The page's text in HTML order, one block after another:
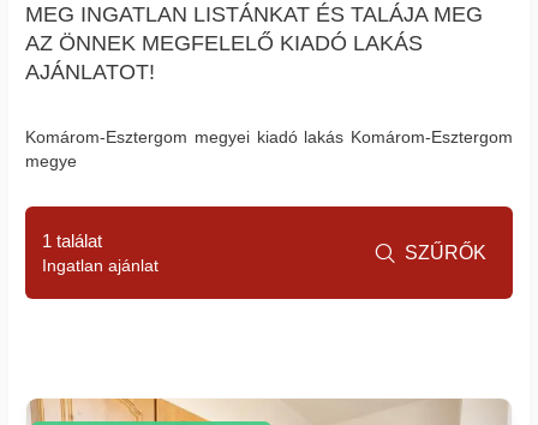
MEG INGATLAN LISTÁNKAT ÉS TALÁJA MEG
AZ ÖNNEK MEGFELELŐ KIADÓ LAKÁS
AJÁNLATOT!
Komárom-Esztergom megyei kiadó lakás Komárom-Esztergom
megye
1 találat
Ingatlan ajánlat
 SZŰRŐK